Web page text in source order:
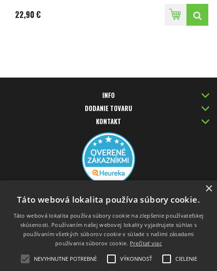
22,90 €
INFO
DODANIE TOVARU
KONTAKT
×
Táto webová lokalita používa súbory cookie.
Táto webová lokalita používa súbory cookie na zlepšenie používateľskej
skúsenosti. Používaním našej webovej lokality vyjadrujete súhlas s
používaním všetkých súborov cookie v súlade s našimi zásadami
používania súborov cookie. Prečítať viac
NEVYHNUTNE POTREBNÉ VÝKONNOSŤ CIELENIE